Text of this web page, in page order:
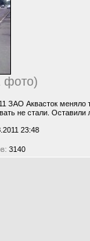
фото)
ЗАО Аквасток меняло
не стали. Оставили
23:48
3140